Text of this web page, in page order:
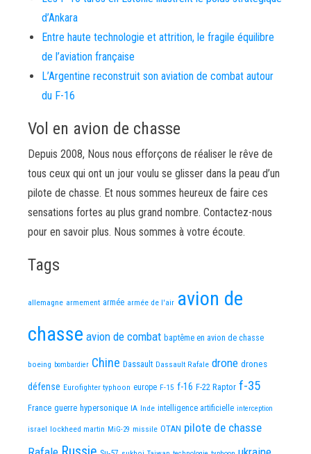
d’Ankara
Entre haute technologie et attrition, le fragile équilibre
de l’aviation française
L’Argentine reconstruit son aviation de combat autour
du F-16
Vol en avion de chasse
Depuis 2008, Nous nous efforçons de réaliser le rêve de
tous ceux qui ont un jour voulu se glisser dans la peau d’un
pilote de chasse. Et nous sommes heureux de faire ces
sensations fortes au plus grand nombre. Contactez-nous
pour en savoir plus. Nous sommes à votre écoute.
Tags
allemagne armement armée armée de l'air avion de
chasse avion de combat baptême en avion de chasse
boeing bombardier Chine Dassault Dassault Rafale drone drones
défense Eurofighter typhoon europe F-15 f-16 F-22 Raptor f-35
France guerre hypersonique IA Inde intelligence artificielle interception
israel lockheed martin MiG-29 missile OTAN pilote de chasse